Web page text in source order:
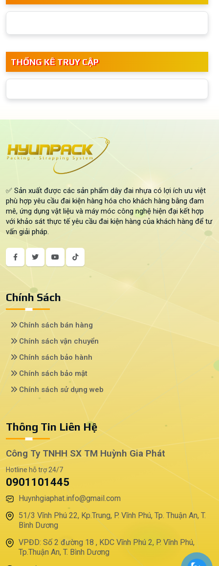
THỐNG KÊ TRUY CẬP
✅ Sản xuất được các sản phẩm dây đai nhựa có lợi ích ưu việt
phù hợp yêu cầu đai kiện hàng hóa cho khách hàng bằng đam
mê, ứng dụng vật liệu và máy móc công nghệ hiện đại kết hợp
với khảo sát thực tế yêu cầu đai kiện hàng của khách hàng để tư
vấn giải pháp.
Chính Sách
Chính sách bán hàng
Chính sách vận chuyển
Chính sách bảo hành
Chính sách bảo mật
Chính sách sử dụng web
Thông Tin Liên Hệ
Công Ty TNHH SX TM Huỳnh Gia Phát
Hotline hỗ trợ 24/7
0901101445
Huynhgiaphat.info@gmail.com
51/3 Vĩnh Phú 22, Kp.Trung, P. Vĩnh Phú, Tp. Thuận An, T.
Bình Dương
VPĐD: Số 2 đường 18 , KDC Vĩnh Phú 2, P. Vĩnh Phú,
Tp.Thuận An, T. Bình Dương